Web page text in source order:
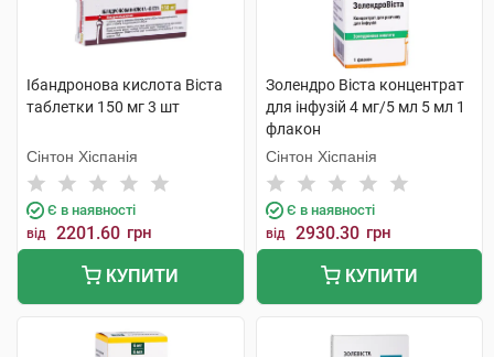
Ібандронова кислота Віста
таблетки 150 мг 3 шт
Сінтон Хіспанія
Є в наявності
від 2201.60 грн
КУПИТИ
Золендро Віста концентрат
для інфузій 4 мг/5 мл 5 мл 1
флакон
Сінтон Хіспанія
Є в наявності
від 2930.30 грн
КУПИТИ